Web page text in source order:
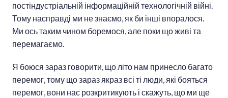
постіндустріальній інформаційній технологічній війні.
Тому насправді ми не знаємо, як би інші впоралося.
Ми ось таким чином боремося, але поки що живі та
перемагаємо.
Я боюся зараз говорити, що літо нам принесло багато
перемог, тому що зараз якраз всі ті люди, які бояться
перемог, вони нас розкритикують і скажуть, що ми ще